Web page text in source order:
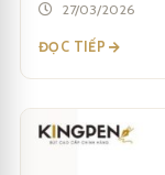
27/03/2026
ĐỌC TIẾP